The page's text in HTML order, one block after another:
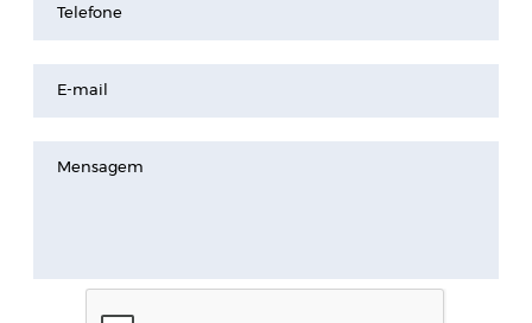
Telefone
E-mail
Mensagem